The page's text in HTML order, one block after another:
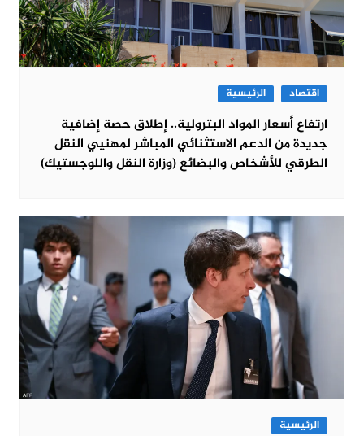
اقتصاد الرئيسية
ارتفاع أسعار المواد البترولية.. إطلاق حصة إضافية
جديدة من الدعم الاستثنائي المباشر لمهنيي النقل
الطرقي للأشخاص والبضائع (وزارة النقل واللوجستيك)
الرئيسية